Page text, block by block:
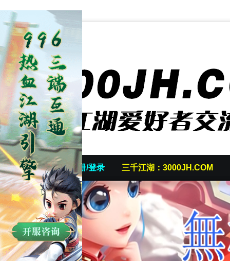
首页 发帖/注册/登录 三千江湖：3000JH.COM